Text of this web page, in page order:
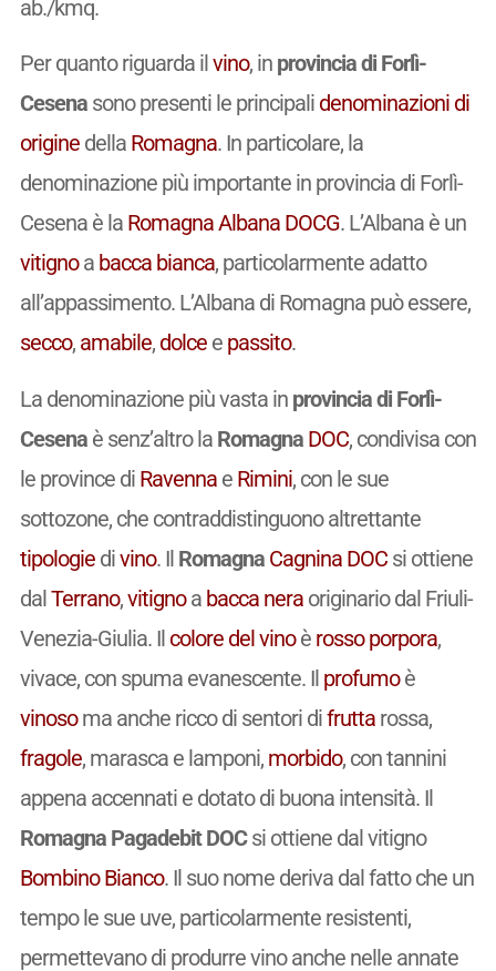
ab./kmq.
Per quanto riguarda ilvino, in provincia di Forlì-
Cesenasono presenti le principali denominazioni di
originedella Romagna. In particolare, la
denominazione più importante in provincia di Forlì-
Cesena è la RomagnaAlbana DOCG. L’Albana è un
vitignoa bacca bianca, particolarmente adatto
all’appassimento. L’Albana di Romagna può essere,
secco, amabile, dolcee passito.
La denominazione più vasta in provincia di Forlì-
Cesenaè senz’altro la Romagna DOC, condivisa con
le province di Ravennae Rimini, con le sue
sottozone, che contraddistinguono altrettante
tipologiedivino. Il Romagna Cagnina DOCsi ottiene
dalTerrano,vitignoa bacca neraoriginario dal Friuli-
Venezia-Giulia. Il colore del vinoè rosso porpora,
vivace, con spuma evanescente. Il profumoè
vinosoma anche ricco di sentori difruttarossa,
fragole, marasca e lamponi, morbido, con tannini
appena accennati e dotato di buona intensità. Il
Romagna Pagadebit DOCsi ottiene dal vitigno
Bombino Bianco. Il suo nome deriva dal fatto che un
tempo le sue uve, particolarmente resistenti,
permettevano di produrre vino anche nelle annate